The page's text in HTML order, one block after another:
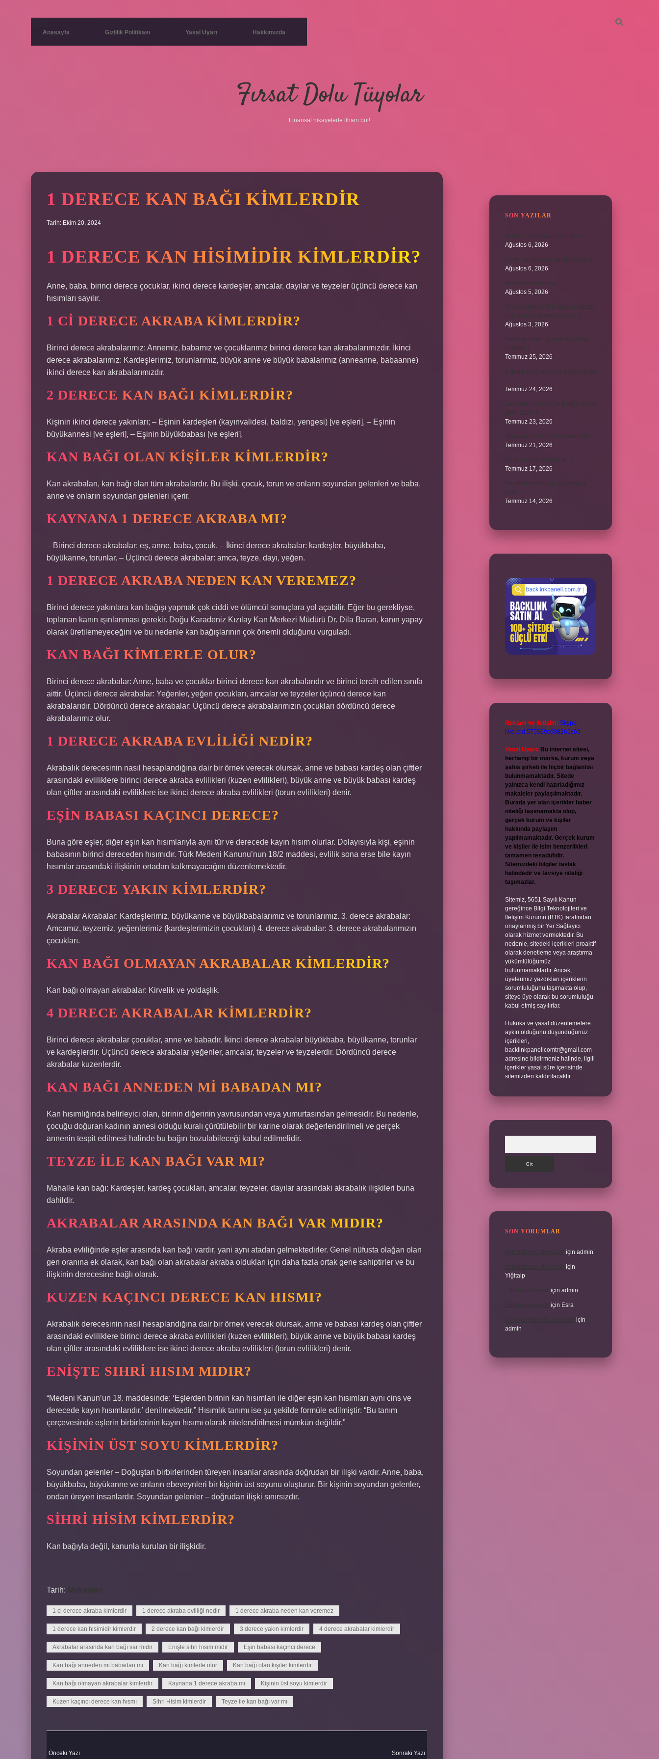
Anasayfa Gizlilik Politikası Yasal Uyarı Hakkımızda
Fırsat Dolu Tüyolar
Finansal hikayelerle ilham bul!
1 DERECE KAN BAĞI KIMLERDIR
Tarih: Ekim 20, 2024
1 DERECE KAN HISIMIDIR KIMLERDIR?
Anne, baba, birinci derece çocuklar, ikinci derece kardeşler, amcalar, dayılar ve teyzeler üçüncü derece kan
hısımları sayılır.
1 CI DERECE AKRABA KIMLERDIR?
Birinci derece akrabalarımız: Annemiz, babamız ve çocuklarımız birinci derece kan akrabalarımızdır. İkinci
derece akrabalarımız: Kardeşlerimiz, torunlarımız, büyük anne ve büyük babalarımız (anneanne, babaanne)
ikinci derece kan akrabalarımızdır.
2 DERECE KAN BAĞI KIMLERDIR?
Kişinin ikinci derece yakınları; – Eşinin kardeşleri (kayınvalidesi, baldızı, yengesi) [ve eşleri], – Eşinin
büyükannesi [ve eşleri], – Eşinin büyükbabası [ve eşleri].
KAN BAĞI OLAN KIŞILER KIMLERDIR?
Kan akrabaları, kan bağı olan tüm akrabalardır. Bu ilişki, çocuk, torun ve onların soyundan gelenleri ve baba,
anne ve onların soyundan gelenleri içerir.
KAYNANA 1 DERECE AKRABA MI?
– Birinci derece akrabalar: eş, anne, baba, çocuk. – İkinci derece akrabalar: kardeşler, büyükbaba,
büyükanne, torunlar. – Üçüncü derece akrabalar: amca, teyze, dayı, yeğen.
1 DERECE AKRABA NEDEN KAN VEREMEZ?
Birinci derece yakınlara kan bağışı yapmak çok ciddi ve ölümcül sonuçlara yol açabilir. Eğer bu gerekliyse,
toplanan kanın ışınlanması gerekir. Doğu Karadeniz Kızılay Kan Merkezi Müdürü Dr. Dila Baran, kanın yapay
olarak üretilemeyeceğini ve bu nedenle kan bağışlarının çok önemli olduğunu vurguladı.
KAN BAĞI KIMLERLE OLUR?
Birinci derece akrabalar: Anne, baba ve çocuklar birinci derece kan akrabalarıdır ve birinci tercih edilen sınıfa
aittir. Üçüncü derece akrabalar: Yeğenler, yeğen çocukları, amcalar ve teyzeler üçüncü derece kan
akrabalarıdır. Dördüncü derece akrabalar: Üçüncü derece akrabalarımızın çocukları dördüncü derece
akrabalarımız olur.
1 DERECE AKRABA EVLILIĞI NEDIR?
Akrabalık derecesinin nasıl hesaplandığına dair bir örnek verecek olursak, anne ve babası kardeş olan çiftler
arasındaki evliliklere birinci derece akraba evlilikleri (kuzen evlilikleri), büyük anne ve büyük babası kardeş
olan çiftler arasındaki evliliklere ise ikinci derece akraba evlilikleri (torun evlilikleri) denir.
EŞIN BABASI KAÇINCI DERECE?
Buna göre eşler, diğer eşin kan hısımlarıyla aynı tür ve derecede kayın hısım olurlar. Dolayısıyla kişi, eşinin
babasının birinci dereceden hısımıdır. Türk Medeni Kanunu’nun 18/2 maddesi, evlilik sona erse bile kayın
hısımlar arasındaki ilişkinin ortadan kalkmayacağını düzenlemektedir.
3 DERECE YAKIN KIMLERDIR?
Akrabalar Akrabalar: Kardeşlerimiz, büyükanne ve büyükbabalarımız ve torunlarımız. 3. derece akrabalar:
Amcamız, teyzemiz, yeğenlerimiz (kardeşlerimizin çocukları) 4. derece akrabalar: 3. derece akrabalarımızın
çocukları.
KAN BAĞI OLMAYAN AKRABALAR KIMLERDIR?
Kan bağı olmayan akrabalar: Kirvelik ve yoldaşlık.
4 DERECE AKRABALAR KIMLERDIR?
Birinci derece akrabalar çocuklar, anne ve babadır. İkinci derece akrabalar büyükbaba, büyükanne, torunlar
ve kardeşlerdir. Üçüncü derece akrabalar yeğenler, amcalar, teyzeler ve teyzelerdir. Dördüncü derece
akrabalar kuzenlerdir.
KAN BAĞI ANNEDEN MI BABADAN MI?
Kan hısımlığında belirleyici olan, birinin diğerinin yavrusundan veya yumurtasından gelmesidir. Bu nedenle,
çocuğu doğuran kadının annesi olduğu kuralı çürütülebilir bir karine olarak değerlendirilmeli ve gerçek
annenin tespit edilmesi halinde bu bağın bozulabileceği kabul edilmelidir.
TEYZE ILE KAN BAĞI VAR MI?
Mahalle kan bağı: Kardeşler, kardeş çocukları, amcalar, teyzeler, dayılar arasındaki akrabalık ilişkileri buna
dahildir.
AKRABALAR ARASINDA KAN BAĞI VAR MIDIR?
Akraba evliliğinde eşler arasında kan bağı vardır, yani aynı atadan gelmektedirler. Genel nüfusta olağan olan
gen oranına ek olarak, kan bağı olan akrabalar akraba oldukları için daha fazla ortak gene sahiptirler ve bu
ilişkinin derecesine bağlı olarak.
KUZEN KAÇINCI DERECE KAN HISMI?
Akrabalık derecesinin nasıl hesaplandığına dair bir örnek verecek olursak, anne ve babası kardeş olan çiftler
arasındaki evliliklere birinci derece akraba evlilikleri (kuzen evlilikleri), büyük anne ve büyük babası kardeş
olan çiftler arasındaki evliliklere ise ikinci derece akraba evlilikleri (torun evlilikleri) denir.
ENIŞTE SIHRI HISIM MIDIR?
“Medeni Kanun’un 18. maddesinde: ‘Eşlerden birinin kan hısımları ile diğer eşin kan hısımları aynı cins ve
derecede kayın hısımlarıdır.’ denilmektedir.” Hısımlık tanımı ise şu şekilde formüle edilmiştir: “Bu tanım
çerçevesinde eşlerin birbirlerinin kayın hısımı olarak nitelendirilmesi mümkün değildir.”
KIŞININ ÜST SOYU KIMLERDIR?
Soyundan gelenler – Doğuştan birbirlerinden türeyen insanlar arasında doğrudan bir ilişki vardır. Anne, baba,
büyükbaba, büyükanne ve onların ebeveynleri bir kişinin üst soyunu oluşturur. Bir kişinin soyundan gelenler,
ondan üreyen insanlardır. Soyundan gelenler – doğrudan ilişki sınırsızdır.
SIHRI HISIM KIMLERDIR?
Kan bağıyla değil, kanunla kurulan bir ilişkidir.
Tarih:
1 ci derece akraba kimlerdir 1 derece akraba evliliği nedir 1 derece akraba neden kan veremez
1 derece kan hisimidir kimlerdir 2 derece kan bağı kimlerdir 3 derece yakın kimlerdir 4 derece akrabalar kimlerdir
Akrabalar arasında kan bağı var mıdır Enişte sıhri hısım mıdır Eşin babası kaçıncı derece
Kan bağı anneden mi babadan mı Kan bağı kimlerle olur Kan bağı olan kişiler kimlerdir
Kan bağı olmayan akrabalar kimlerdir Kaynana 1 derece akraba mı Kişinin üst soyu kimlerdir
Kuzen kaçıncı derece kan hısmı Sihri Hisim kimlerdir Teyze ile kan bağı var mı
Önceki Yazı Sonraki Yazı
SON YAZILAR
Dizde lif yırtılması nasıl olur ?
Ağustos 6, 2026
Kumru yuvayı kaç günde yapar ?
Ağustos 6, 2026
Avi neyin kısaltması ?
Ağustos 5, 2026
Aileyi korumak için anayasamızda
bulunan maddeler nelerdir ?
Ağustos 3, 2026
Kekik ve limon çayının faydaları
nelerdir ?
Temmuz 25, 2026
6 genin bir iç açısının ölçüsü nedir
?
Temmuz 24, 2026
Jandarma olmak için hangi sınava
girilir 2024 ?
Temmuz 23, 2026
Arka amortisör ömrü ne kadardır ?
Temmuz 21, 2026
Emziren kedi çiftleşir mi ?
Temmuz 17, 2026
Peçeteden tikanan klozet nasıl
açılır ?
Temmuz 14, 2026
Reklam ve İletişim: Skype:
live:.cid.575569c608265c69
Yasal Uyarı: Bu internet sitesi,
herhangi bir marka, kurum veya
şahıs şirketi ile hiçbir bağlantısı
bulunmamaktadır. Sitede
yalnızca kendi hazırladığımız
makaleler paylaşılmaktadır.
Burada yer alan içerikler haber
niteliği taşımamakta olup,
gerçek kurum ve kişiler
hakkında paylaşım
yapılmamaktadır. Gerçek kurum
ve kişiler ile isim benzerlikleri
tamamen tesadüfidir.
Sitemizdeki bilgiler taslak
halindedir ve tavsiye niteliği
taşımazlar.
Sitemiz, 5651 Sayılı Kanun
gereğince Bilgi Teknolojileri ve
İletişim Kurumu (BTK) tarafından
onaylanmış bir Yer Sağlayıcı
olarak hizmet vermektedir. Bu
nedenle, sitedeki içerikleri proaktif
olarak denetleme veya araştırma
yükümlülüğümüz
bulunmamaktadır. Ancak,
üyelerimiz yazdıkları içeriklerin
sorumluluğunu taşımakta olup,
siteye üye olarak bu sorumluluğu
kabul etmiş sayılırlar.
Hukuka ve yasal düzenlemelere
aykırı olduğunu düşündüğünüz
içerikleri,
backlinkpanelicomtr@gmail.com
adresine bildirmeniz halinde, ilgili
içerikler yasal süre içerisinde
sitemizden kaldırılacaktır.
SON YORUMLAR
için admin
için
Yiğitalp
için admin
için Esra
için
admin